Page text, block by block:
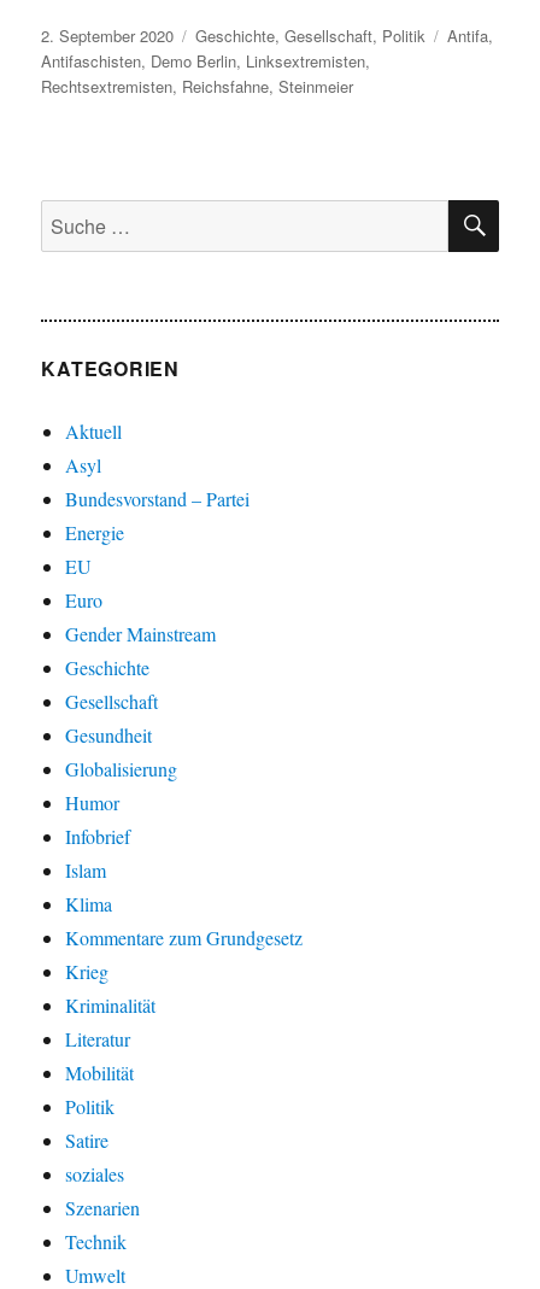
Veröffentlicht
am
2. September 2020 Kategorien
Geschichte,Gesellschaft, Politik Schlagwörter
Antifa,
Antifaschisten, Demo Berlin, Linksextremisten,
Rechtsextremisten, Reichsfahne,Steinmeier
Suche
nach:
KATEGORIEN
Aktuell
Asyl
Bundesvorstand – Partei
Energie
EU
Euro
Gender Mainstream
Geschichte
Gesellschaft
Gesundheit
Globalisierung
Humor
Infobrief
Islam
Klima
Kommentare zum Grundgesetz
Krieg
Kriminalität
Literatur
Mobilität
Politik
Satire
soziales
Szenarien
Technik
Umwelt